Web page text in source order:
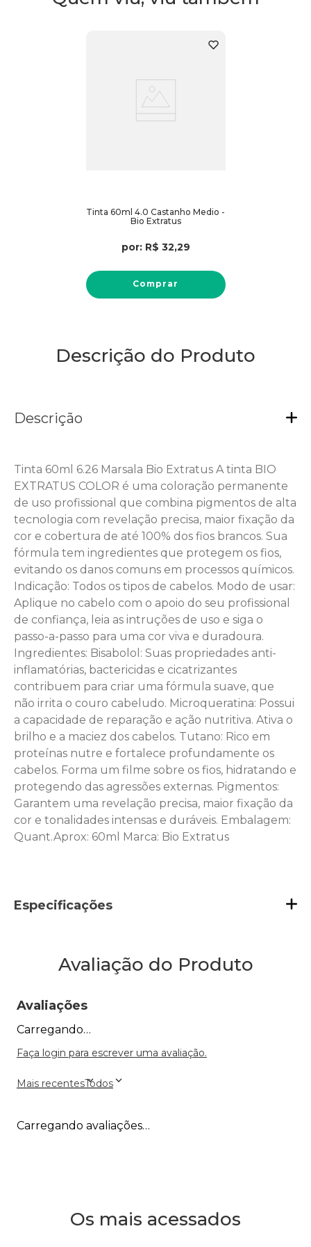
Tinta 60ml 4.0 Castanho Medio -
Bio Extratus
por: R$ 32,29
Comprar
Descrição do Produto
Descrição
Tinta 60ml 6.26 Marsala Bio Extratus A tinta BIO
EXTRATUS COLOR é uma coloração permanente
de uso profissional que combina pigmentos de alta
tecnologia com revelação precisa, maior fixação da
cor e cobertura de até 100% dos fios brancos. Sua
fórmula tem ingredientes que protegem os fios,
evitando os danos comuns em processos químicos.
Indicação: Todos os tipos de cabelos. Modo de usar:
Aplique no cabelo com o apoio do seu profissional
de confiança, leia as intruções de uso e siga o
passo-a-passo para uma cor viva e duradoura.
Ingredientes: Bisabolol: Suas propriedades anti-
inflamatórias, bactericidas e cicatrizantes
contribuem para criar uma fórmula suave, que
não irrita o couro cabeludo. Microqueratina: Possui
a capacidade de reparação e ação nutritiva. Ativa o
brilho e a maciez dos cabelos. Tutano: Rico em
proteínas nutre e fortalece profundamente os
cabelos. Forma um filme sobre os fios, hidratando e
protegendo das agressões externas. Pigmentos:
Garantem uma revelação precisa, maior fixação da
cor e tonalidades intensas e duráveis. Embalagem:
Quant.Aprox: 60ml Marca: Bio Extratus
Especificações
Avaliação do Produto
Avaliações
Carregando…
Faça login para escrever uma avaliação.
Mais recentesTodos
Carregando avaliações…
Os mais acessados